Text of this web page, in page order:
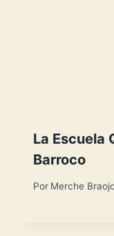
La Escuela
Barroco
Por Merche